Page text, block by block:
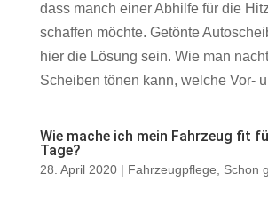
dass manch einer Abhilfe für die
schaffen möchte. Getönte
hier die Lösung sein. Wie man
Scheiben tönen kann, welche Vor-
Wie mache ich mein Fahrzeug fit
Tage?
28. April 2020| Fahrzeugpflege Schon